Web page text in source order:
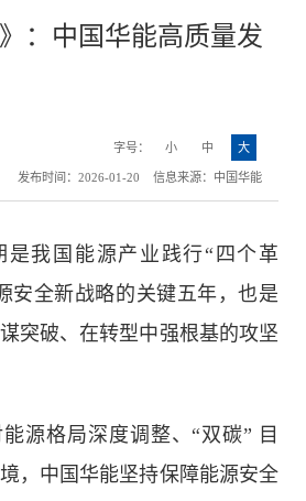
：中国华能高质量发
字号： 小 中 大
发布时间：2026-01-20 信息来源：中国华能
是我国能源产业践行“四个革
安全新战略的关键五年，也是
突破、在转型中强根基的攻坚
源格局深度调整、“双碳” 目
，中国华能坚持保障能源安全